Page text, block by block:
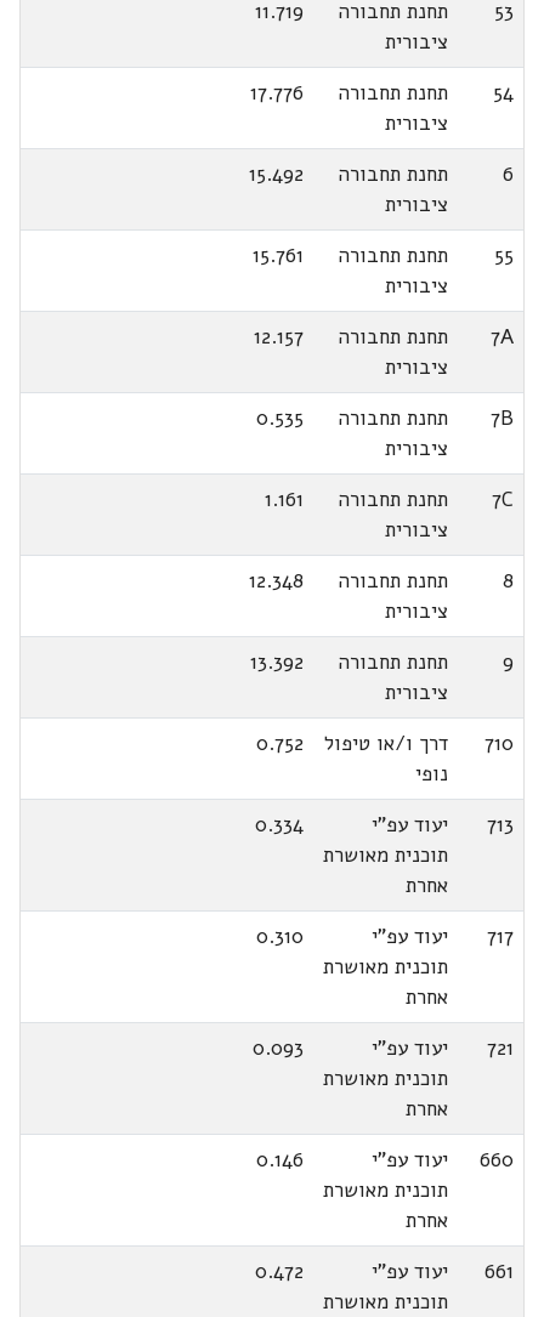
53
תחנת תחבורה
ציבורית
11.719
54
תחנת תחבורה
ציבורית
17.776
6
תחנת תחבורה
ציבורית
15.492
55
תחנת תחבורה
ציבורית
15.761
7A
תחנת תחבורה
ציבורית
12.157
7B
תחנת תחבורה
ציבורית
0.535
7C
תחנת תחבורה
ציבורית
1.161
8
תחנת תחבורה
ציבורית
12.348
9
תחנת תחבורה
ציבורית
13.392
710
דרך ו/או טיפול
נופי
0.752
713
יעוד עפ"י
תוכנית מאושרת
אחרת
0.334
717
יעוד עפ"י
תוכנית מאושרת
אחרת
0.310
721
יעוד עפ"י
תוכנית מאושרת
אחרת
0.093
660
יעוד עפ"י
תוכנית מאושרת
אחרת
0.146
661
יעוד עפ"י
תוכנית מאושרת
0.472